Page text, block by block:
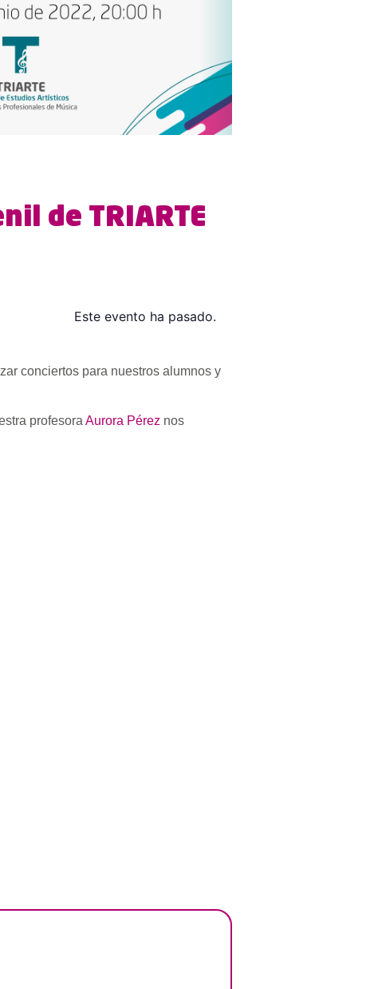
de TRIARTE
Este evento ha pasado.
conciertos para nuestros alumnos y
profesora Aurora Pérez nos